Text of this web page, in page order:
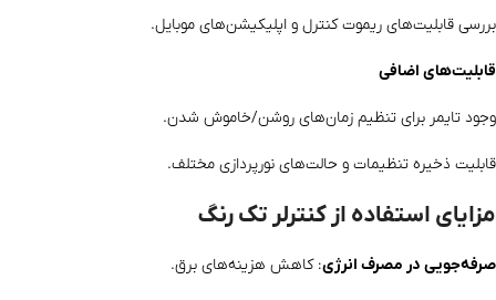
بررسی قابلیت‌های ریموت کنترل و اپلیکیشن‌های موبایل.
قابلیت‌های اضافی
وجود تایمر برای تنظیم زمان‌های روشن/خاموش شدن.
قابلیت ذخیره تنظیمات و حالت‌های نورپردازی مختلف.
مزایای استفاده از کنترلر تک رنگ
صرفه‌جویی در مصرف انرژی: کاهش هزینه‌های برق.